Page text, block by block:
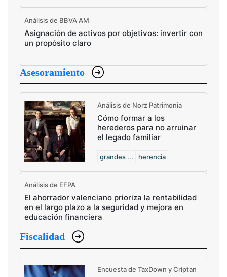
Análisis de BBVA AM
Asignación de activos por objetivos: invertir con
un propósito claro
Asesoramiento
Análisis de Norz Patrimonia
Cómo formar a los
herederos para no arruinar
el legado familiar
grandes ... herencia
Análisis de EFPA
El ahorrador valenciano prioriza la rentabilidad
en el largo plazo a la seguridad y mejora en
educación financiera
Fiscalidad
Encuesta de TaxDown y Criptan